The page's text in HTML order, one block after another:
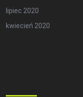
lipiec 2020
kwiecień 2020